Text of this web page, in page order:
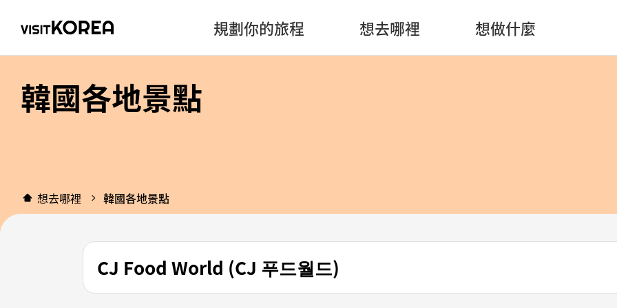
規劃你的旅程 想去哪裡 想做什麼
韓國各地景點
想去哪裡 韓國各地景點
CJ Food World (CJ 푸드월드)